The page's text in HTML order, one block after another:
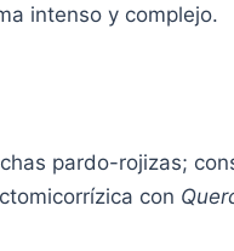
intenso y complejo.
pardo-rojizas;
con